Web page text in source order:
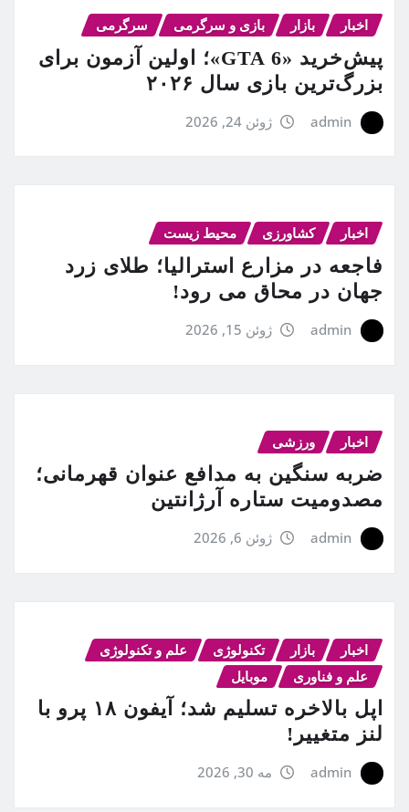
اخبار بازار بازی و سرگرمی سرگرمی
پیش‌خرید «GTA 6»؛ اولین آزمون برای
بزرگ‌ترین بازی سال ۲۰۲۶
admin ژوئن 24, 2026
اخبار کشاورزی محیط زیست
فاجعه در مزارع استرالیا؛ طلای زرد
جهان در محاق می رود!
admin ژوئن 15, 2026
اخبار ورزشی
ضربه سنگین به مدافع عنوان قهرمانی؛
مصدومیت ستاره آرژانتین
admin ژوئن 6, 2026
اخبار بازار تکنولوژی
علم و تکنولوژی
علم و فناوری
موبایل
اپل بالاخره تسلیم شد؛ آیفون ۱۸ پرو با
لنز متغییر!
admin مه 30, 2026